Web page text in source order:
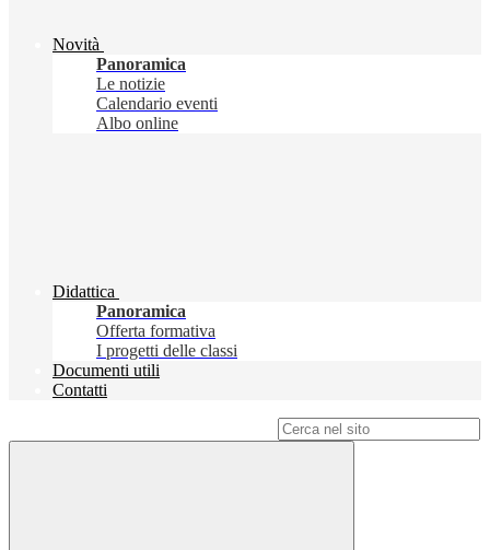
Novità
Panoramica
Le notizie
Calendario eventi
Albo online
Didattica
Panoramica
Offerta formativa
I progetti delle classi
Documenti utili
Contatti